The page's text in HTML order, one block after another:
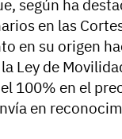
según ha
en las
en su origen
Ley de
100% en el
en